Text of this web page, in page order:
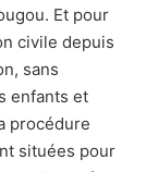
Et pour
civile depuis
sans
enfants et
procédure
situées pour